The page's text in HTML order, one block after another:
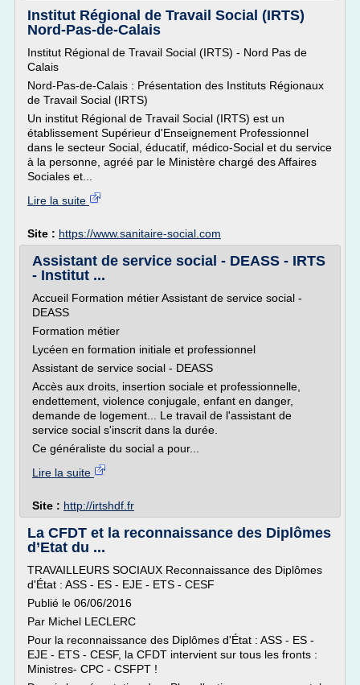
Institut Régional de Travail Social (IRTS)
Nord-Pas-de-Calais
Institut Régional de Travail Social (IRTS) - Nord Pas de
Calais
Nord-Pas-de-Calais : Présentation des Instituts Régionaux
de Travail Social (IRTS)
Un institut Régional de Travail Social (IRTS) est un
établissement Supérieur d'Enseignement Professionnel
dans le secteur Social, éducatif, médico-Social et du service
à la personne, agréé par le Ministère chargé des Affaires
Sociales et...
Lire la suite
Site : https://www.sanitaire-social.com
Assistant de service social - DEASS - IRTS
- Institut ...
Accueil Formation métier Assistant de service social -
DEASS
Formation métier
Lycéen en formation initiale et professionnel
Assistant de service social - DEASS
Accès aux droits, insertion sociale et professionnelle,
endettement, violence conjugale, enfant en danger,
demande de logement... Le travail de l'assistant de
service social s'inscrit dans la durée.
Ce généraliste du social a pour...
Lire la suite
Site : http://irtshdf.fr
La CFDT et la reconnaissance des Diplômes
d’Etat du ...
TRAVAILLEURS SOCIAUX Reconnaissance des Diplômes
d'État : ASS - ES - EJE - ETS - CESF
Publié le 06/06/2016
Par Michel LECLERC
Pour la reconnaissance des Diplômes d'État : ASS - ES -
EJE - ETS - CESF, la CFDT intervient sur tous les fronts :
Ministres- CPC - CSFPT !